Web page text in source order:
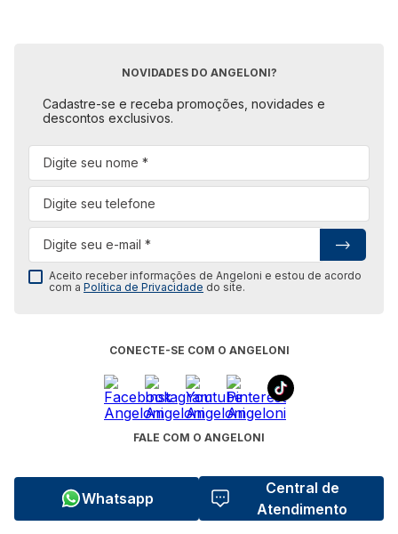
NOVIDADES DO ANGELONI?
Cadastre-se e receba promoções, novidades e
descontos exclusivos.
Aceito receber informações de Angeloni e estou de acordo
com aPolítica de Privacidade do site.
CONECTE-SE COM O ANGELONI
FALE COM O ANGELONI
Whatsapp
Central de
Atendimento